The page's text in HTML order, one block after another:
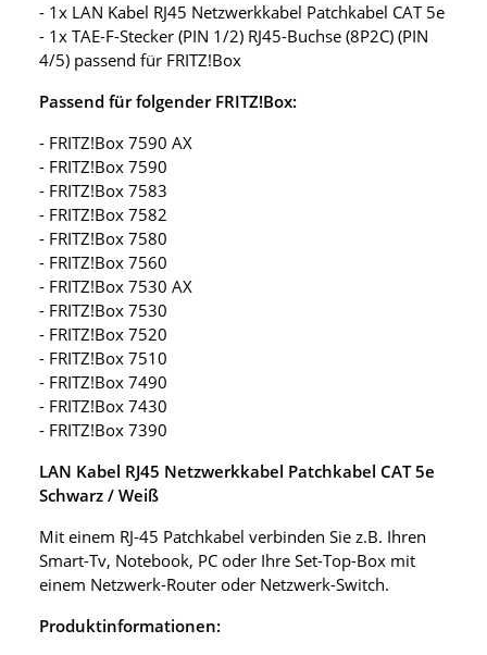
- 1x LAN Kabel RJ45 Netzwerkkabel Patchkabel CAT 5e
- 1x TAE-F-Stecker (PIN 1/2) RJ45-Buchse (8P2C) (PIN
4/5) passend für FRITZ!Box
Passend für folgender FRITZ!Box:
- FRITZ!Box 7590 AX
- FRITZ!Box 7590
- FRITZ!Box 7583
- FRITZ!Box 7582
- FRITZ!Box 7580
- FRITZ!Box 7560
- FRITZ!Box 7530 AX
- FRITZ!Box 7530
- FRITZ!Box 7520
- FRITZ!Box 7510
- FRITZ!Box 7490
- FRITZ!Box 7430
- FRITZ!Box 7390
LAN Kabel RJ45 Netzwerkkabel Patchkabel CAT 5e
Schwarz / Weiß
Mit einem RJ-45 Patchkabel verbinden Sie z.B. Ihren
Smart-Tv, Notebook, PC oder Ihre Set-Top-Box mit
einem Netzwerk-Router oder Netzwerk-Switch.
Produktinformationen: